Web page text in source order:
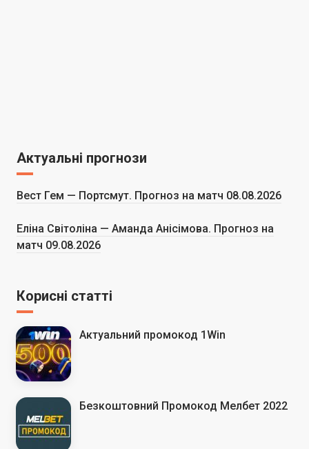
Актуальні прогнози
Вест Гем — Портсмут. Прогноз на матч 08.08.2026
Еліна Світоліна — Аманда Анісімова. Прогноз на
матч 09.08.2026
Корисні статті
Актуальний промокод 1Win
Безкоштовний Промокод Мелбет 2022